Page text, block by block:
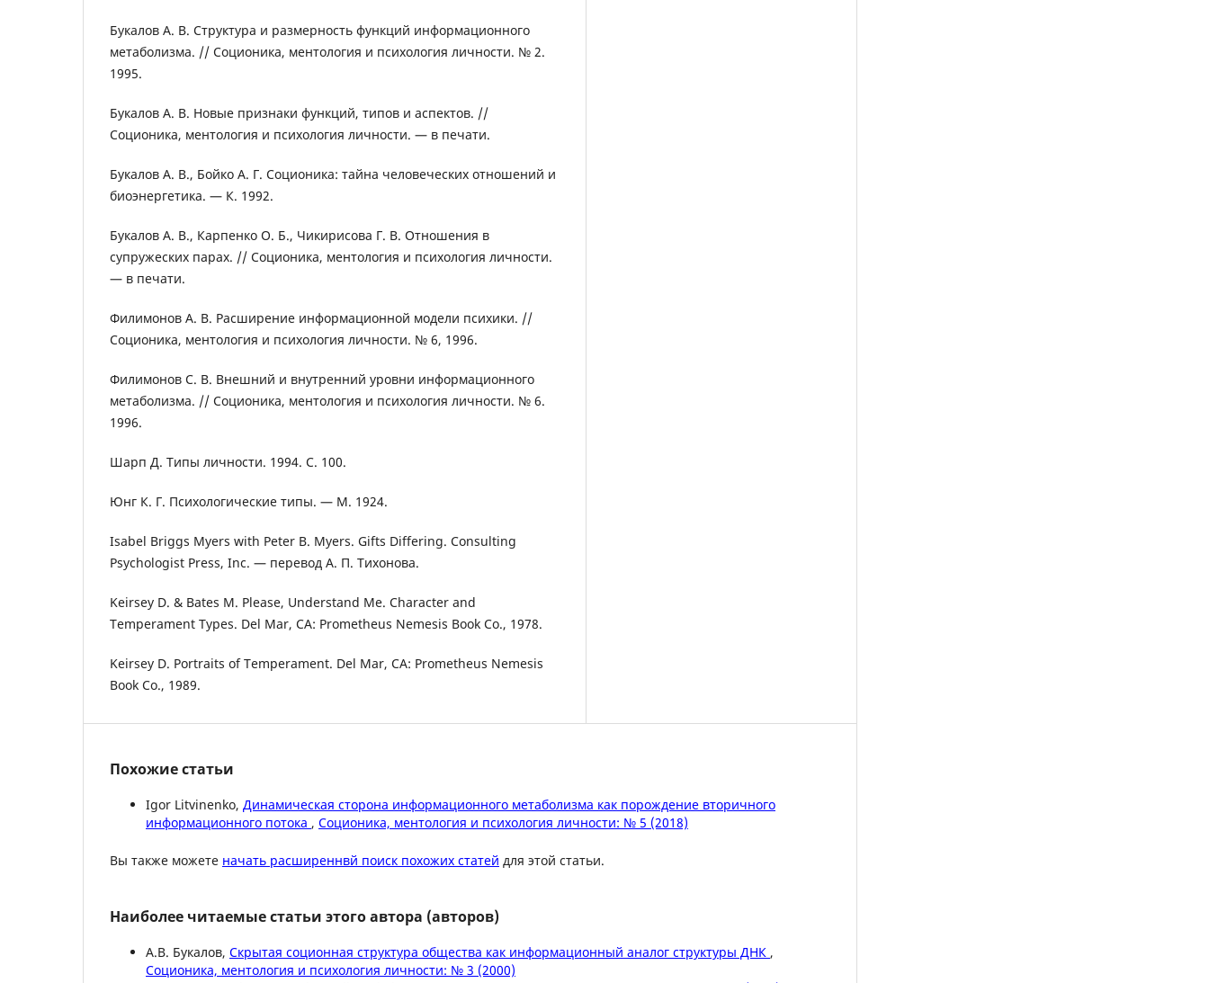
Букалов А. В. Структура и размерность функций информационного
метаболизма. // Соционика, ментология и психология личности. № 2.
1995.
Букалов А. В. Новые признаки функций, типов и аспектов. //
Соционика, ментология и психология личности. — в печати.
Букалов А. В., Бойко А. Г. Соционика: тайна человеческих отношений и
биоэнергетика. — К. 1992.
Букалов А. В., Карпенко О. Б., Чикирисова Г. В. Отношения в
супружеских парах. // Соционика, ментология и психология личности.
— в печати.
Филимонов А. В. Расширение информационной модели психики. //
Соционика, ментология и психология личности. № 6, 1996.
Филимонов С. В. Внешний и внутренний уровни информационного
метаболизма. // Соционика, ментология и психология личности. № 6.
1996.
Шарп Д. Типы личности. 1994. C. 100.
Юнг К. Г. Психологические типы. — М. 1924.
Isabel Briggs Myers with Peter B. Myers. Gifts Differing. Consulting
Psychologist Press, Inc. — перевод А. П. Тихонова.
Keirsey D. & Bates M. Please, Understand Me. Character and
Temperament Types. Del Mar, CA: Prometheus Nemesis Book Co., 1978.
Keirsey D. Portraits of Temperament. Del Mar, CA: Prometheus Nemesis
Book Co., 1989.
Похожие статьи
Igor Litvinenko, Динамическая сторона информационного метаболизма как порождение вторичного
информационного потока , Соционика, ментология и психология личности: № 5 (2018)
Вы также можете начать расширеннвй поиск похожих статей для этой статьи.
Наиболее читаемые статьи этого автора (авторов)
А.В. Букалов, Скрытая соционная структура общества как информационный аналог структуры ДНК ,
Соционика, ментология и психология личности: № 3 (2000)